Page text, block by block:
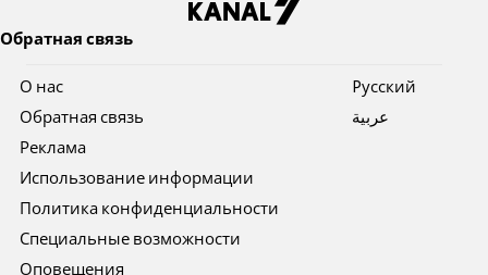
Обратная связь
О нас
Обратная связь
Реклама
Использование информации
Политика конфиденциальности
Специальные возможности
Оповещения
Pусский
عربية